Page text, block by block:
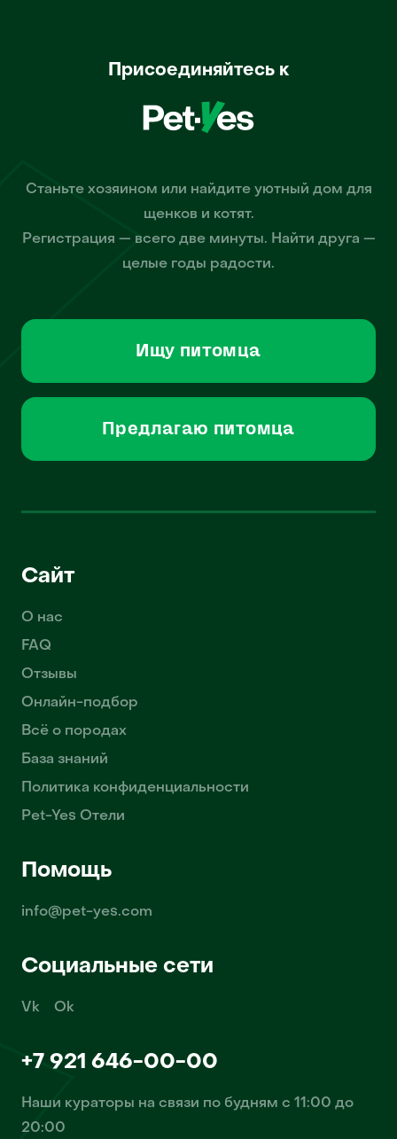
Присоединяйтесь к
Станьте хозяином или найдите уютный дом для
щенков и котят.
Регистрация — всего две минуты. Найти друга —
целые годы радости.
Ищу питомца
Предлагаю питомца
Сайт
О нас
FAQ
Отзывы
Онлайн-подбор
Всё о породах
База знаний
Политика конфиденциальности
Pet-Yes Отели
Помощь
info@pet-yes.com
Социальные сети
Vk Ok
+7 921 646-00-00
Наши кураторы на связи по будням с 11:00 до
20:00